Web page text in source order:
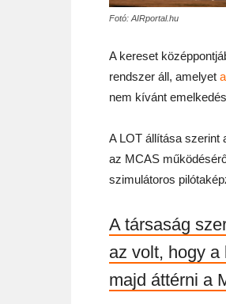
Fotó: AIRportal.hu
A kereset
rendszer áll, amelyet
nem kívánt
A LOT állítása szerint
az MCAS
szimulátoros
A társaság
az volt, hogy
majd áttérni a